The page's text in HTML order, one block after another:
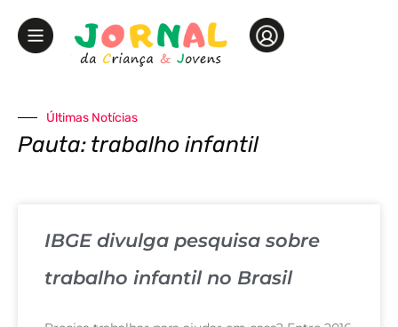
Últimas Notícias
Pauta: trabalho infantil
IBGE divulga pesquisa sobre
trabalho infantil no Brasil